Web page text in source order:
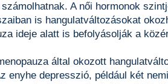
A női hormonok
is hangulatváltozásokat
ideje alatt is befolyásolják a
által okozott
enyhe depresszió, például két